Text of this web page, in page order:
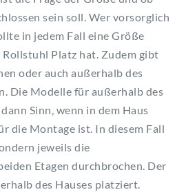
sein soll. Wer vorsorglich
in jedem Fall eine Größe
Rollstuhl Platz hat. Zudem gibt
oder auch außerhalb des
Die Modelle für außerhalb des
Sinn, wenn in dem Haus
die Montage ist. In diesem Fall
jeweils die
Etagen durchbrochen. Der
des Hauses platziert.